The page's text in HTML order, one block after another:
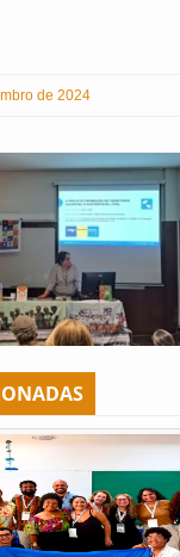
de 2024